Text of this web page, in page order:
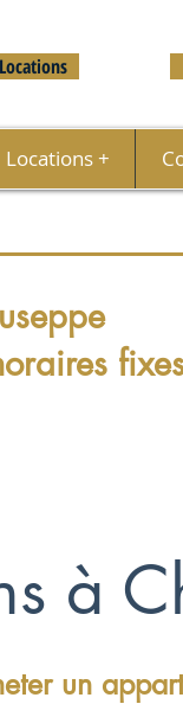
Locations
Locations +
à
un